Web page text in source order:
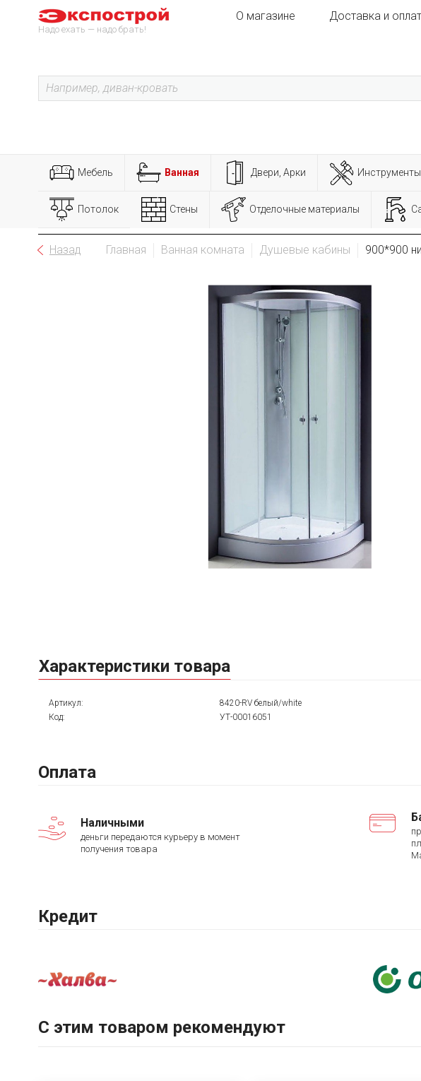
Надо ехать — надо брать!
О магазине Доставка и
Мебель Ванная Двери, Арки Инструменты
Потолок Стены Отделочные материалы
Назад Главная Ванная комната Душевые кабины 900*900
Характеристики товара
Артикул:
8420-RV белый/white
Код:
УТ-00016051
Оплата
Наличными
деньги передаются курьеру в момент
получения товара
Кредит
С этим товаром рекомендуют